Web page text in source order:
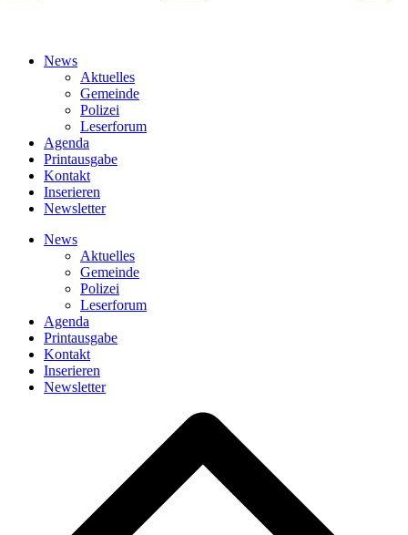
News
Aktuelles
Gemeinde
Polizei
Leserforum
Agenda
Printausgabe
Kontakt
Inserieren
Newsletter
News
Aktuelles
Gemeinde
Polizei
Leserforum
Agenda
Printausgabe
Kontakt
Inserieren
Newsletter